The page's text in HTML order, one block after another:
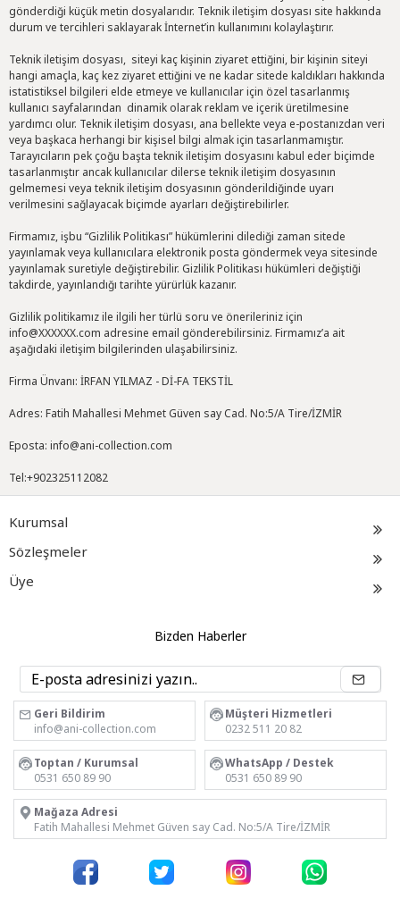
gönderdiği küçük metin dosyalarıdır. Teknik iletişim dosyası site hakkında
durum ve tercihleri saklayarak İnternet’in kullanımını kolaylaştırır.
Teknik iletişim dosyası, siteyi kaç kişinin ziyaret ettiğini, bir kişinin siteyi
hangi amaçla, kaç kez ziyaret ettiğini ve ne kadar sitede kaldıkları hakkında
istatistiksel bilgileri elde etmeye ve kullanıcılar için özel tasarlanmış
kullanıcı sayfalarından dinamik olarak reklam ve içerik üretilmesine
yardımcı olur. Teknik iletişim dosyası, ana bellekte veya e-postanızdan veri
veya başkaca herhangi bir kişisel bilgi almak için tasarlanmamıştır.
Tarayıcıların pek çoğu başta teknik iletişim dosyasını kabul eder biçimde
tasarlanmıştır ancak kullanıcılar dilerse teknik iletişim dosyasının
gelmemesi veya teknik iletişim dosyasının gönderildiğinde uyarı
verilmesini sağlayacak biçimde ayarları değiştirebilirler.
Firmamız, işbu “Gizlilik Politikası” hükümlerini dilediği zaman sitede
yayınlamak veya kullanıcılara elektronik posta göndermek veya sitesinde
yayınlamak suretiyle değiştirebilir. Gizlilik Politikası hükümleri değiştiği
takdirde, yayınlandığı tarihte yürürlük kazanır.
Gizlilik politikamız ile ilgili her türlü soru ve önerileriniz için
info@XXXXXX.com adresine email gönderebilirsiniz. Firmamız’a ait
aşağıdaki iletişim bilgilerinden ulaşabilirsiniz.
Firma Ünvanı: İRFAN YILMAZ - Dİ-FA TEKSTİL
Adres: Fatih Mahallesi Mehmet Güven say Cad. No:5/A Tire/İZMİR
Eposta: info@ani-collection.com
Tel:+902325112082
Kurumsal
Sözleşmeler
Üye
Bizden Haberler
Geri Bildirim
info@ani-collection.com
Müşteri Hizmetleri
0232 511 20 82
Toptan / Kurumsal
0531 650 89 90
WhatsApp / Destek
0531 650 89 90
Mağaza Adresi
Fatih Mahallesi Mehmet Güven say Cad. No:5/A Tire/İZMİR